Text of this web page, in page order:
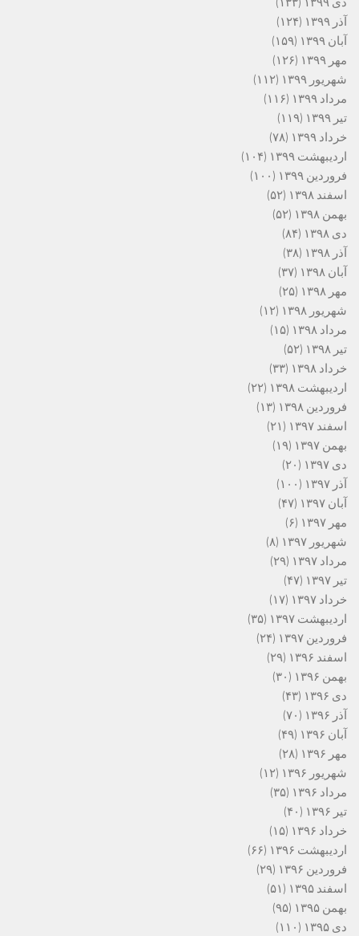
آذر ۱۳۹۹
(۱۲۴)
آبان ۱۳۹۹
(۱۵۹)
مهر ۱۳۹۹
(۱۲۶)
شهریور ۱۳۹۹
(۱۱۲)
مرداد ۱۳۹۹
(۱۱۶)
تیر ۱۳۹۹
(۱۱۹)
خرداد ۱۳۹۹
(۷۸)
اردیبهشت ۱۳۹۹
(۱۰۴)
فروردین ۱۳۹۹
(۱۰۰)
اسفند ۱۳۹۸
(۵۲)
بهمن ۱۳۹۸
(۵۲)
دی ۱۳۹۸
(۸۴)
آذر ۱۳۹۸
(۳۸)
آبان ۱۳۹۸
(۳۷)
مهر ۱۳۹۸
(۲۵)
شهریور ۱۳۹۸
(۱۲)
مرداد ۱۳۹۸
(۱۵)
تیر ۱۳۹۸
(۵۲)
خرداد ۱۳۹۸
(۳۳)
اردیبهشت ۱۳۹۸
(۲۲)
فروردین ۱۳۹۸
(۱۳)
اسفند ۱۳۹۷
(۲۱)
بهمن ۱۳۹۷
(۱۹)
دی ۱۳۹۷
(۲۰)
آذر ۱۳۹۷
(۱۰۰)
آبان ۱۳۹۷
(۴۷)
مهر ۱۳۹۷
(۶)
شهریور ۱۳۹۷
(۸)
مرداد ۱۳۹۷
(۲۹)
تیر ۱۳۹۷
(۴۷)
خرداد ۱۳۹۷
(۱۷)
اردیبهشت ۱۳۹۷
(۳۵)
فروردین ۱۳۹۷
(۲۴)
اسفند ۱۳۹۶
(۲۹)
بهمن ۱۳۹۶
(۳۰)
دی ۱۳۹۶
(۴۳)
آذر ۱۳۹۶
(۷۰)
آبان ۱۳۹۶
(۴۹)
مهر ۱۳۹۶
(۲۸)
شهریور ۱۳۹۶
(۱۲)
مرداد ۱۳۹۶
(۳۵)
تیر ۱۳۹۶
(۴۰)
خرداد ۱۳۹۶
(۱۵)
اردیبهشت ۱۳۹۶
(۶۶)
فروردین ۱۳۹۶
(۲۹)
اسفند ۱۳۹۵
(۵۱)
بهمن ۱۳۹۵
(۹۵)
دی ۱۳۹۵
(۱۱۰)